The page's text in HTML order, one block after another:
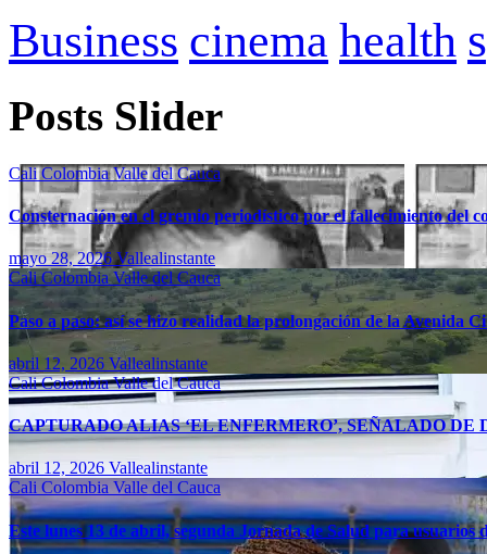
Business cinema health
Posts Slider
CaliColombiaValle del Cauca
Consternación en el gremio periodístico por el fallecimiento del
mayo 28, 2026 Vallealinstante
CaliColombiaValle del Cauca
Paso a paso: así se hizo realidad la prolongación de la Avenida
abril 12, 2026 Vallealinstante
CaliColombiaValle del Cauca
CAPTURADO ALIAS ‘EL ENFERMERO’, SEÑALADO DE
abril 12, 2026 Vallealinstante
Cali Colombia Valle del Cauca
Este lunes 13 de abril, segunda Jornada de Salud para usuarios